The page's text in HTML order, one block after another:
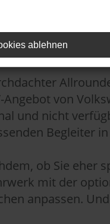
R-Line:
Angebot von
und nicht
Begleiter
ob Sie eher
mit der
anpassen.
ablehnen